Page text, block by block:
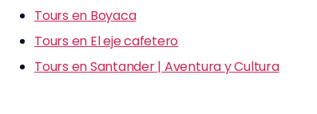
Tours en Boyaca
Tours en El eje cafetero
Tours en Santander | Aventura y Cultura